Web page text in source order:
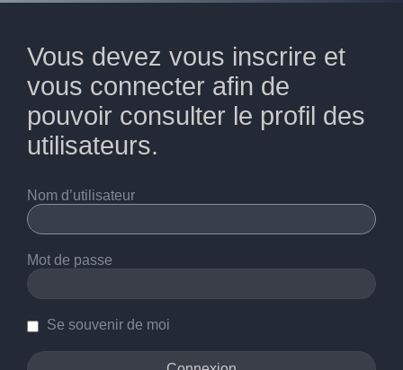
Vous devez vous inscrire et
vous connecter afin de
pouvoir consulter le profil des
utilisateurs.
Nom d’utilisateur
Mot de passe
Se souvenir de moi